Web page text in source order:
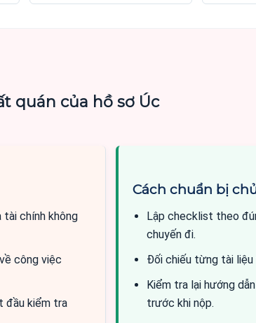
quán của hồ sơ Úc
tài chính không
công việc
đầu kiểm tra
Cách chuẩn bị
Lập checklist theo
chuyến đi.
Đối chiếu từng tài
Kiểm tra lại hướng
trước khi nộp.